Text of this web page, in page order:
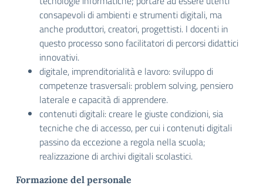
consapevoli di ambienti e strumenti digitali, ma
anche produttori, creatori, progettisti. I docenti in
questo processo sono facilitatori di percorsi didattici
innovativi.
digitale, imprenditorialità e lavoro: sviluppo di
competenze trasversali: problem solving, pensiero
laterale e capacità di apprendere.
contenuti digitali: creare le giuste condizioni, sia
tecniche che di accesso, per cui i contenuti digitali
passino da eccezione a regola nella scuola;
realizzazione di archivi digitali scolastici.
Formazione del personale